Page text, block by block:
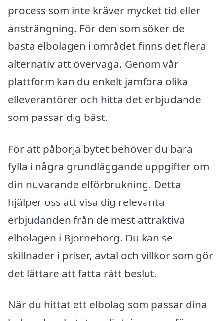
process som inte kräver mycket tid eller
ansträngning. För den som söker de
bästa elbolagen i området finns det flera
alternativ att överväga. Genom vår
plattform kan du enkelt jämföra olika
elleverantörer och hitta det erbjudande
som passar dig bäst.
För att påbörja bytet behöver du bara
fylla i några grundläggande uppgifter om
din nuvarande elförbrukning. Detta
hjälper oss att visa dig relevanta
erbjudanden från de mest attraktiva
elbolagen i Björneborg. Du kan se
skillnader i priser, avtal och villkor som gör
det lättare att fatta rätt beslut.
När du hittat ett elbolag som passar dina